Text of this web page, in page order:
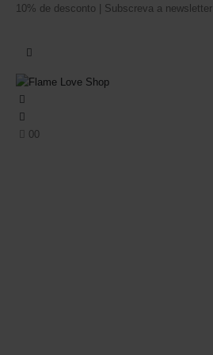
10% de desconto | Subscreva a newsletter
00